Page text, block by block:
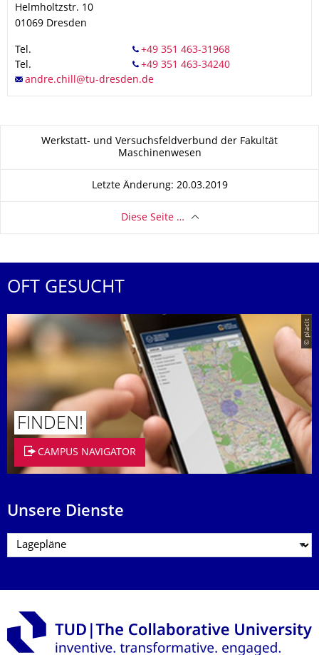
Helmholtzstr. 10
01069 Dresden
Tel.
Tel.
Zu dieser Seite
Werkstatt- und Versuchsfeldverbund der Fakultät
Maschinenwesen
Letzte Änderung: 20.03.2019
Diese Seite …
OFT GESUCHT
© placit
FINDEN!
CAMPUS NAVIGATOR
Unsere Dienste